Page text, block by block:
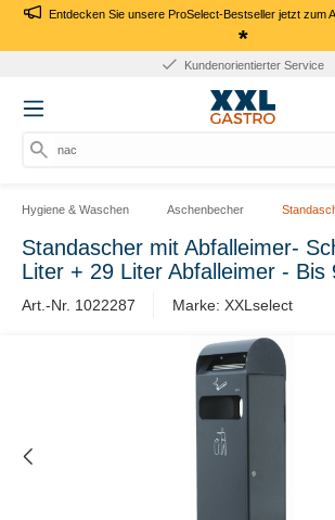
Entdecken Sie unsere ProSelect-Bestseller jetzt zum
*
Kundenorientierter Service
nach
Hygiene & Waschen Aschenbecher
Standascher mit Abfalleimer-
Liter + 29 Liter Abfalleimer - Bis
Art.-Nr. 1022287 Marke: XXLselect